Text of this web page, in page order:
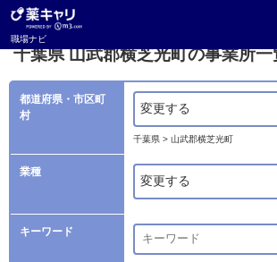
職場ナビ
薬キャリ 職場ナビ 山武
千葉県 山武郡横芝光町の事業所一
都道府県・市区町
村
変更する
千葉県 > 山武郡横芝光町
業種
変更する
キーワード